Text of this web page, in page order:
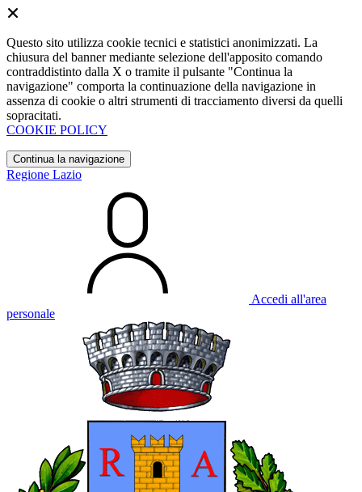
Questo sito utilizza cookie tecnici e statistici anonimizzati. La
chiusura del banner mediante selezione dell'apposito comando
contraddistinto dalla X o tramite il pulsante "Continua la
navigazione" comporta la continuazione della navigazione in
assenza di cookie o altri strumenti di tracciamento diversi da quelli
sopracitati.
COOKIE POLICY
Continua la navigazione
Regione Lazio
Accedi all'area
personale